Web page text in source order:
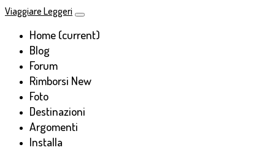
Viaggiare Leggeri
Home (current)
Blog
Forum
Rimborsi New
Foto
Destinazioni
Argomenti
Installa